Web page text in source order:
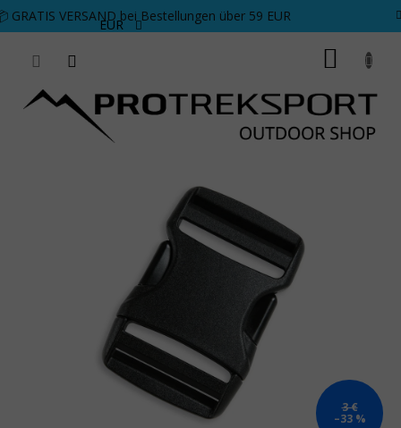
Zum Inhalt springen
GRATIS VERSAND bei Bestellungen über 59 EUR
EUR
3 €
–33 %